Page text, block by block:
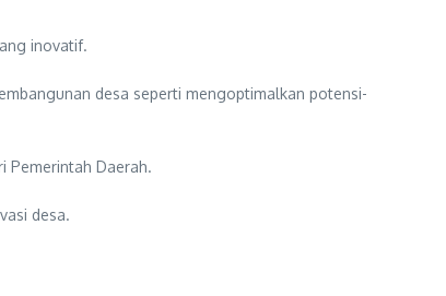
inovatif.
desa seperti mengoptimalkan potensi-
Pemerintah Daerah.
desa.